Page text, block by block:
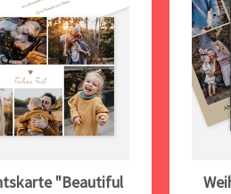
"Beautiful